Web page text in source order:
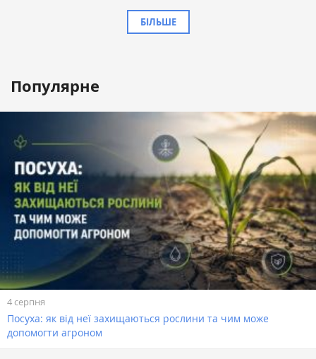
БІЛЬШЕ
Популярне
4 серпня
Посуха: як від неї захищаються рослини та чим може
допомогти агроном